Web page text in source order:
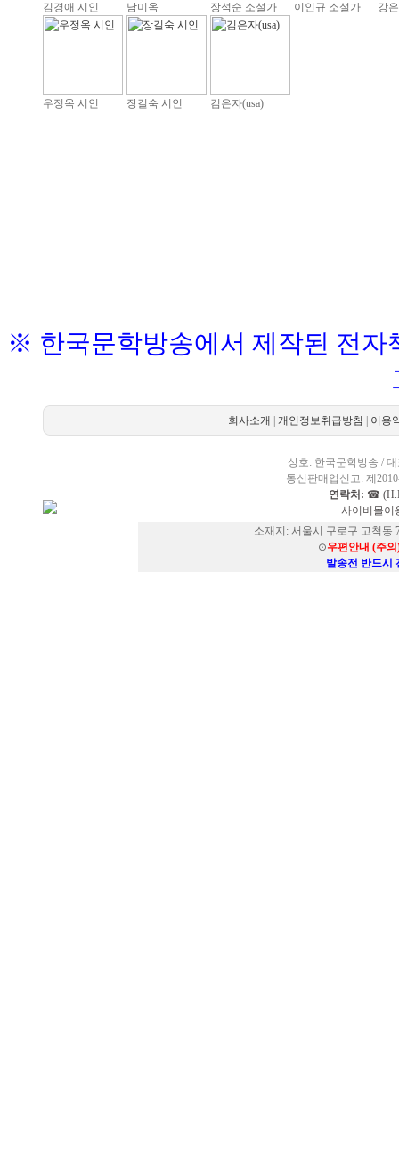
김경애 시인 남미옥 장석순 소설가 이인규 소설가 강
우정옥 시인 장길숙 시인 김은자(usa)
※ 한국문학방송에서 제작된 전자
회사소개 개인정보취급방침 이용
상호: 한국문학방송 /
통신판매업신고: 제
연락처: ☎
사이버몰이
소재지: 서울시 구로구 고척동
⊙우편안내 (주
발송전 반드시